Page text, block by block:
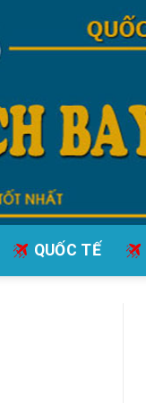
QUỐC TẾ